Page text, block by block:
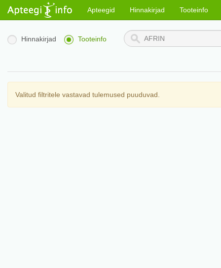
Apteegid Hinnakirjad Tooteinfo
Hinnakirjad Tooteinfo
Valitud filtritele vastavad tulemused puuduvad.